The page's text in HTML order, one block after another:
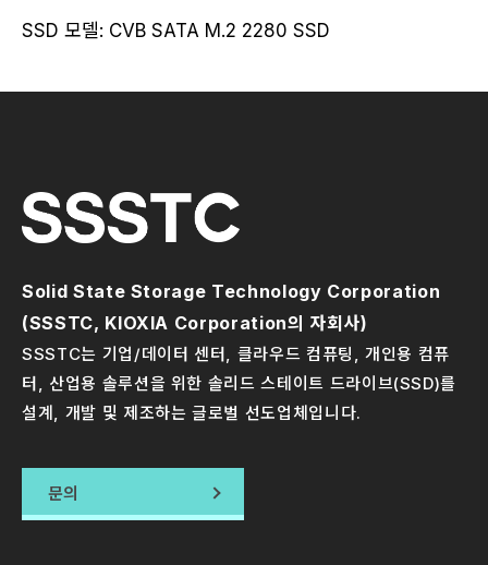
SSD 모델: CVB SATA M.2 2280 SSD
Solid State Storage Technology Corporation
(SSSTC, KIOXIA Corporation의 자회사)
SSSTC는 기업/데이터 센터, 클라우드 컴퓨팅, 개인용 컴퓨
터, 산업용 솔루션을 위한 솔리드 스테이트 드라이브(SSD)를
설계, 개발 및 제조하는 글로벌 선도업체입니다.
문의